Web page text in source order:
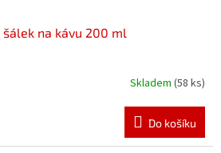
šálek na kávu 200 ml
Skladem (58 ks)
Do košíku